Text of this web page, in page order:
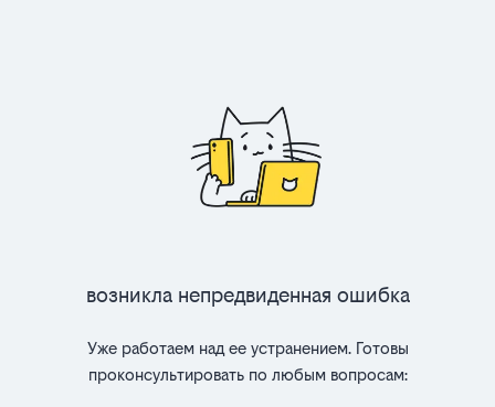
Возникла непредвиденная ошибка
Уже работаем над ее устранением. Готовы
проконсультировать по любым вопросам: